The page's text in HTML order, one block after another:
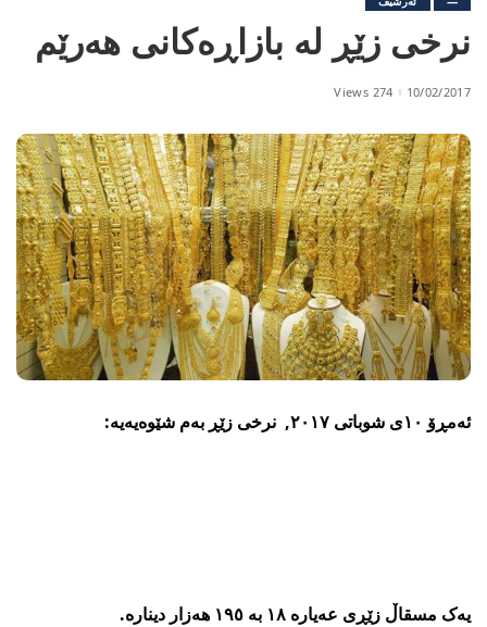
نرخی زێڕ لە بازاڕەکانی هەرێم
10/02/2017
274 Views
ئەمڕۆ ١٠ى شوباتی ٢٠١٧, نرخی زێڕ بەم شێوەیەیە:
یەک مسقاڵ زێڕی عەیارە ١٨ بە ١٩٥ هەزار دینارە.